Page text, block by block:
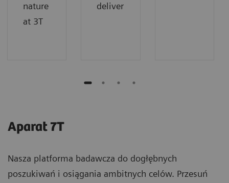
nature
at 3T
deliver
Aparat 7T
Nasza platforma badawcza do dogłębnych
poszukiwań i osiągania ambitnych celów. Przesuń